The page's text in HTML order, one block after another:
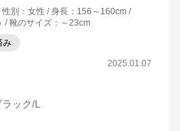
性別 ： 女性 身長 ： 156～160cm
靴のサイズ ： ～23cm
み
2025.01.07
ラック/L